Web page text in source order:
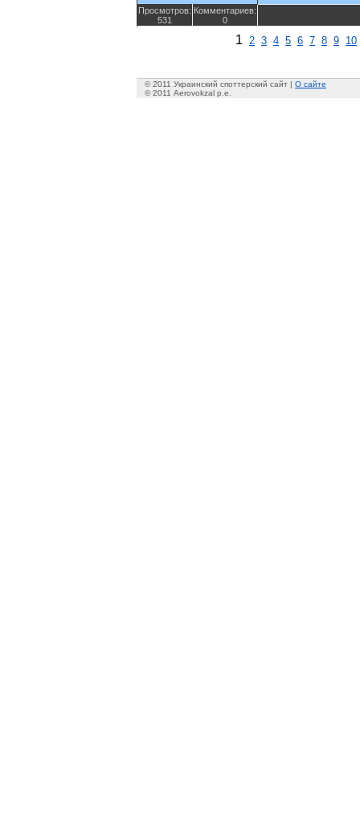
Просмотров:
531
Комментариев:
0
1 2 3 4 5 6 7 8 9 10
© 2011 Украинский споттерский сайт | О сайте
© 2011 Aerovokzal p.e.